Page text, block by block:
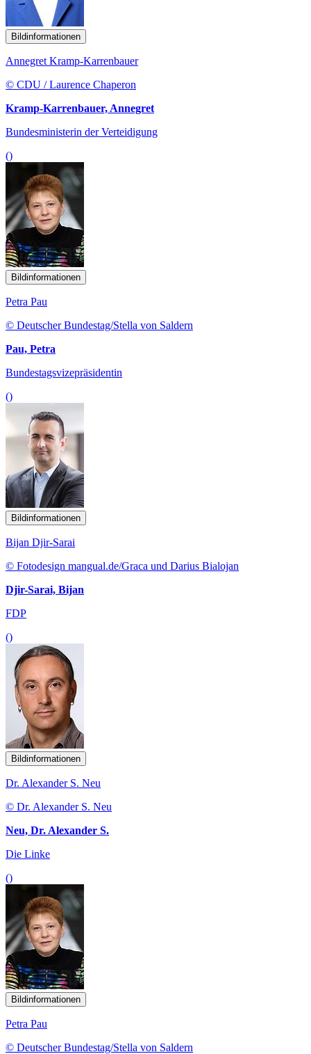
Bildinformationen
Annegret Kramp-Karrenbauer
© CDU / Laurence Chaperon
Kramp-Karrenbauer, Annegret
Bundesministerin der Verteidigung
()
Bildinformationen
Petra Pau
© Deutscher Bundestag/Stella von Saldern
Pau, Petra
Bundestagsvizepräsidentin
()
Bildinformationen
Bijan Djir-Sarai
© Fotodesign mangual.de/Graca und Darius Bialojan
Djir-Sarai, Bijan
FDP
()
Bildinformationen
Dr. Alexander S. Neu
© Dr. Alexander S. Neu
Neu, Dr. Alexander S.
Die Linke
()
Bildinformationen
Petra Pau
© Deutscher Bundestag/Stella von Saldern